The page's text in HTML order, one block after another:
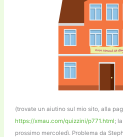
(trovate un aiutino sul mio sito, alla
https://xmau.com/quizzini/p771.html;
prossimo mercoledì. Problema da